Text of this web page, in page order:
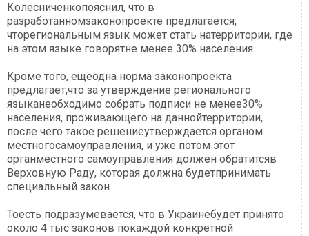
Колесниченкопояснил, что в
разработанномзаконопроекте предлагается,
чторегиональным язык может стать натерритории, где
на этом языке говорятне менее 30% населения.
Кроме того, ещеодна норма законопроекта
предлагает,что за утверждение регионального
языканеобходимо собрать подписи не менее30%
населения, проживающего на даннойтерритории,
после чего такое решениеутверждается органом
местногосамоуправления, и уже потом этот
органместного самоуправления должен обратитсяв
Верховную Раду, которая должна будетпринимать
специальный закон.
Тоесть подразумевается, что в Украинебудет принято
около 4 тыс законов покаждой конкретной